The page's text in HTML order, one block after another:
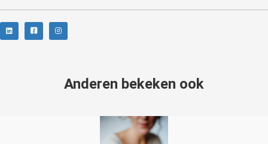
Anderen bekeken ook